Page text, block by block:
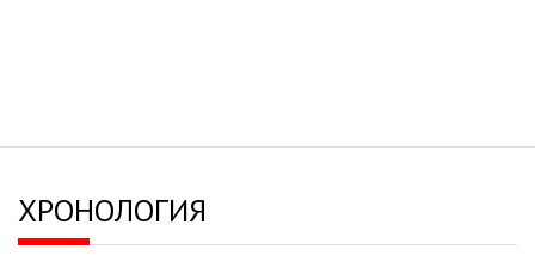
ХРОНОЛОГИЯ